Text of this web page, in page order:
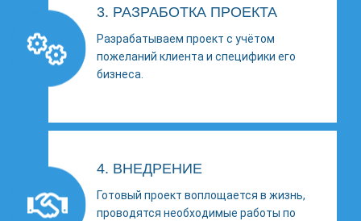
3. РАЗРАБОТКА ПРОЕКТА
Разрабатываем проект с учётом
пожеланий клиента и специфики его
бизнеса.
4. ВНЕДРЕНИЕ
Готовый проект воплощается в жизнь,
проводятся необходимые работы по